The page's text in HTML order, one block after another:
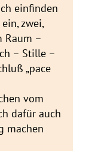
einfinden
zwei,
Raum –
– Stille –
„pace
vom
dafür auch
machen